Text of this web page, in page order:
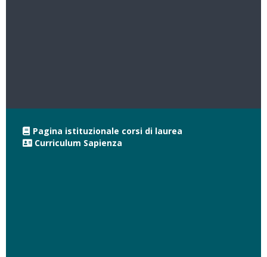
Pagina istituzionale corsi di laurea
Curriculum Sapienza